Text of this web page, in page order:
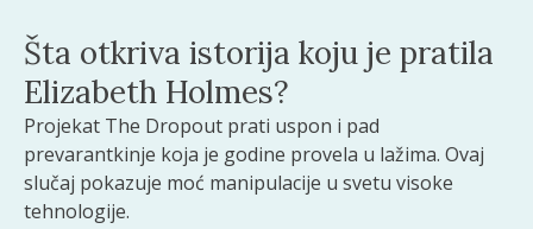
Šta otkriva istorija koju je pratila
Elizabeth Holmes?
Projekat The Dropout prati uspon i pad
prevarantkinje koja je godine provela u lažima. Ovaj
slučaj pokazuje moć manipulacije u svetu visoke
tehnologije.